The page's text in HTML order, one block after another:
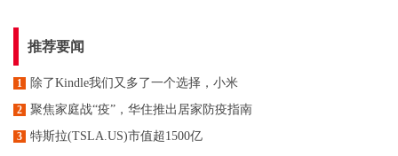
推荐要闻
1 除了Kindle我们又多了一个选择，小米
2 聚焦家庭战“疫”，华住推出居家防疫指南
3 特斯拉(TSLA.US)市值超1500亿